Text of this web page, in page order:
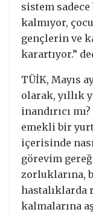
sistem
kalmıyor,
gençlerin ve
karartıyor.”
TÜİK, Mayıs
olarak, yıllık
inandırıcı
emekli bir
içerisinde
görevim
zorluklarına,
hastalıklarda
kalmalarına